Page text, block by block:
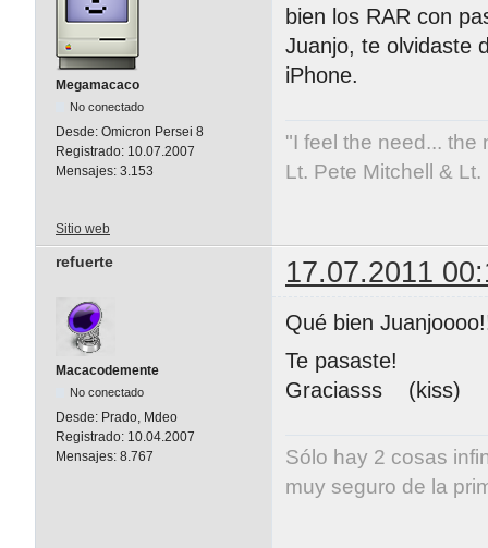
Megamacaco
No conectado
Desde: Omicron Persei 8
Registrado: 10.07.2007
Mensajes: 3.153
bien los RAR con
Juanjo, te olvidaste
iPhone.
"I feel the need... the
Lt. Pete Mitchell &
Sitio web
refuerte 17.07.2011
Macacodemente
No conectado
Desde: Prado, Mdeo
Registrado: 10.04.2007
Mensajes: 8.767
Qué bien
Te pasaste!
Graciasss (kiss)
Sólo hay 2 cosas
muy seguro de la